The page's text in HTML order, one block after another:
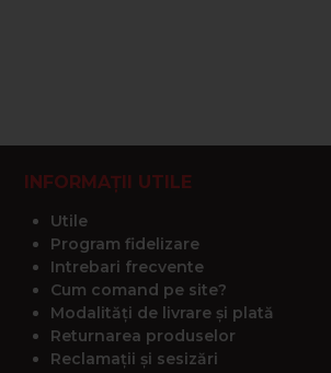
INFORMAȚII UTILE
Utile
Program fidelizare
Intrebari frecvente
Cum comand pe site?
Modalități de livrare și plată
Returnarea produselor
Reclamații și sesizări